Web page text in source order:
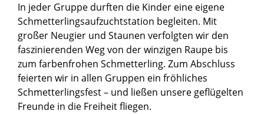
In jeder Gruppe durften die Kinder eine eigene
Schmetterlingsaufzuchtstation begleiten. Mit
großer Neugier und Staunen verfolgten wir den
faszinierenden Weg von der winzigen Raupe bis
zum farbenfrohen Schmetterling. Zum Abschluss
feierten wir in allen Gruppen ein fröhliches
Schmetterlingsfest – und ließen unsere geflügelten
Freunde in die Freiheit fliegen.